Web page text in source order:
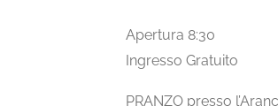
Apertura 8:30
Ingresso Gratuito
PRANZO presso